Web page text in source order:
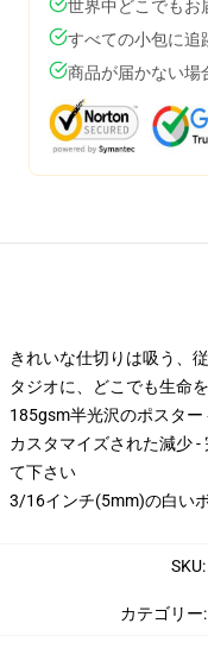
世界中どこでもお
すべての小包に追
商品が届かない場
きれいな仕切りは吸う、
タジオに、どこでも生命
185gsm半光沢のポスタ
カスタマイズされた減少
て下さい
3/16インチ(5mm)の白い
SKU:
カテゴリー: